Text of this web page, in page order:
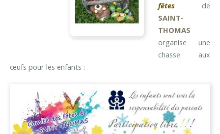
fêtes
de
SAINT-
THOMAS
organise une
chasse aux
œufs pour les enfants :